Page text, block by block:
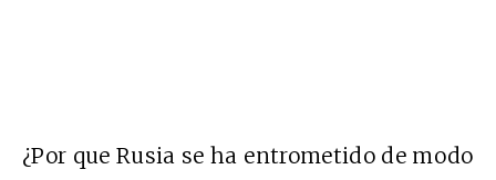
¿Por que Rusia se ha entrometido de modo